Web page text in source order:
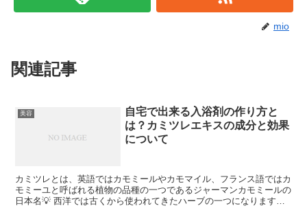
mio
関連記事
美容
自宅で出来る入浴剤の作り方と
は？カミツレエキスの成分と効果
について
カミツレとは、英語ではカモミールやカモマイル、フランス語ではカ
モミーユと呼ばれる植物の品種の一つであるジャーマンカモミールの
日本名💡 西洋では古くから使われてきたハーブの一つになります